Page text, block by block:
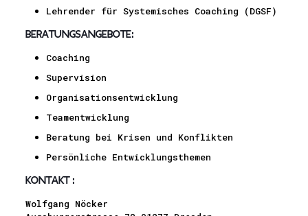
Lehrender für Systemisches Coaching (DGSF)
Beratungsangebote:
Coaching
Supervision
Organisationsentwicklung
Teamentwicklung
Beratung bei Krisen und Konflikten
Persönliche Entwicklungsthemen
Kontakt :
Wolfgang Nöcker